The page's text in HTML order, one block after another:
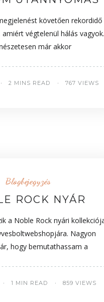
követően rekordidő
végtelenül hálás vagyok.
már akkor
2 MINS READ 767 VIEWS
Blogbejegyzés
ROCK NYÁR
a Noble Rock nyári
Nagyon
hogy bemutathassam a
1 MIN READ 859 VIEWS